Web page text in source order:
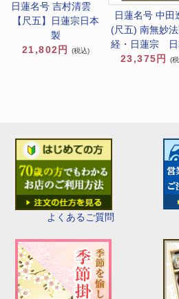
よくあるご質問
日蓮名号 吉村清雲
【尺五】日蓮宗日本
製
21,802円
(税込)
日蓮名号 中田
(尺五) 南無妙
経・日蓮宗 日
23,375円
(